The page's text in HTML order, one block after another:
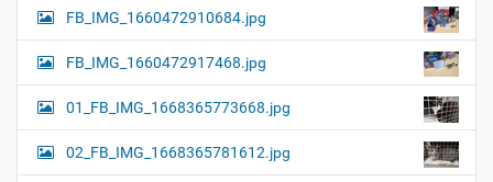
FB_IMG_1660472910684.jpg
FB_IMG_1660472917468.jpg
01_FB_IMG_1668365773668.jpg
02_FB_IMG_1668365781612.jpg